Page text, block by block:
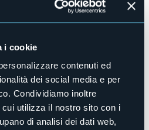
i cookie
contenuti ed
dei social media e per
Condividiamo inoltre
utilizza il nostro sito con i
di analisi dei dati web,